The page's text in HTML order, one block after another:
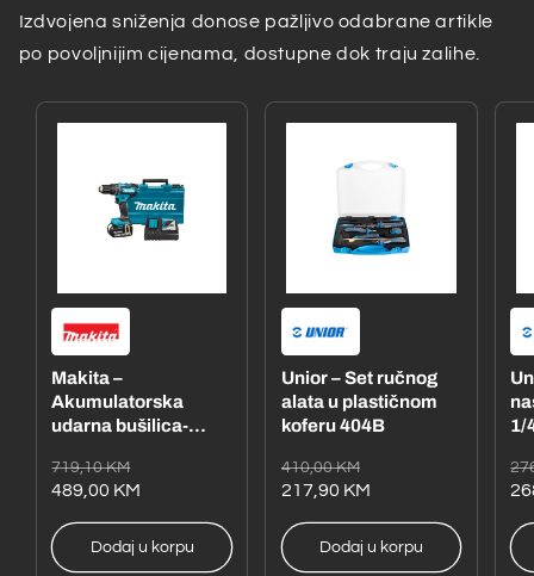
Izdvojena sniženja donose pažljivo odabrane artikle
po povoljnijim cijenama, dostupne dok traju zalihe.
Makita –
Akumulatorska
udarna bušilica-
DHP485RFE1
Redovna
cijena
719,10 KM
Akcijska
cijena
489,00 KM
Dodaj u korpu
Unior – Set ručnog
alata u plastičnom
koferu 404B
Redovna
cijena
410,00 KM
Akcijska
cijena
217,90 KM
Dodaj u korpu
1/